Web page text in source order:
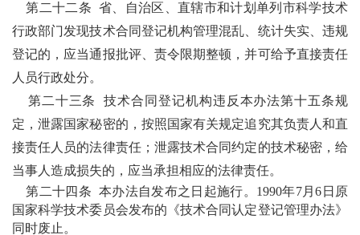
第二十二条 省、自治区、直辖市和计划单列市科学技术
行政部门发现技术合同登记机构管理混乱、统计失实、违规
登记的，应当通报批评、责令限期整顿，并可给予直接责任
人员行政处分。
第二十三条
技术合同登记机构违反本办法第十五条规
定，泄露国家秘密的，按照国家有关规定追究其负责人和直
接责任人员的法律责任；泄露技术合同约定的技术秘密，给
当事人造成损失的，应当承担相应的法律责任。
第二十四条 本办法自发布之日起施行。 1990年7月6 日原
国家科学技术委员会发布的《技术合同认定登记管理办法》
同时废止。